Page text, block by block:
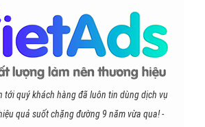
tới quý khách hàng đã luôn tin dùng dịch vụ
quả suốt chặng đường 9 năm vừa qua! -